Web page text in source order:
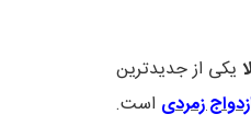
یکی از جدیدترین
زمردی است.